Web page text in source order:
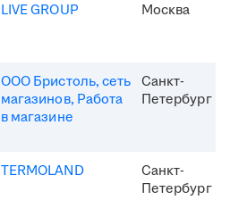
LIVE GROUP Москва
ООО Бристоль, сеть
магазинов, Работа
в магазине
Санкт-
Петербург
TERMOLAND
Санкт-
Петербург